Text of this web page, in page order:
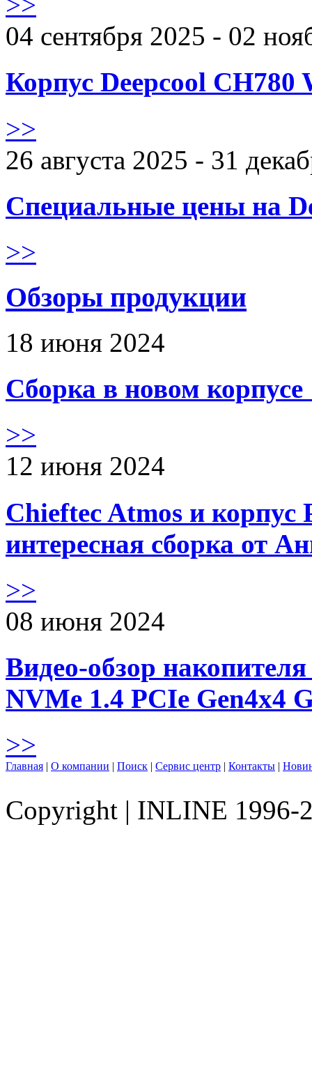
04 сентября 2025 - 02
Корпус Deepcool CH780
>>
26 августа 2025 - 31
Специальные цены на
>>
Обзоры продукции
18 июня 2024
Сборка в новом
>>
12 июня 2024
Chieftec Atmos и корпус
интересная сборка от
>>
08 июня 2024
Видео-обзор
NVMe 1.4 PCIe Gen4х4
>>
Главная | О компании | Поиск | Сервис центр | Контакты |
Copyright | INLINE 1996-